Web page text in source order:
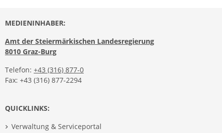
MEDIENINHABER:
Amt der Steiermärkischen Landesregierung
8010 Graz-Burg
Telefon: +43 (316) 877-0
Fax: +43 (316) 877-2294
QUICKLINKS:
Verwaltung & Serviceportal